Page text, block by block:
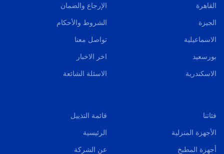
القاهرة
الجيزة
الاسماعيلية
بورسعيد
الاسكندرية
الإرجاع والضمان
الشروط والأحكام
تواصل معنا
اخر الاخبار
الاسئلة الشائعة
فئاتنا
الأجهزة المنزلية
أجهزة المطبخ
قائمة التذييل
الرئيسية
عن الشركة